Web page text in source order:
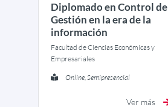
Diplomado en Control de
Gestión en la era de la
información
Facultad de Ciencias Económicas y
Empresariales
Online, Semipresencial
Ver más